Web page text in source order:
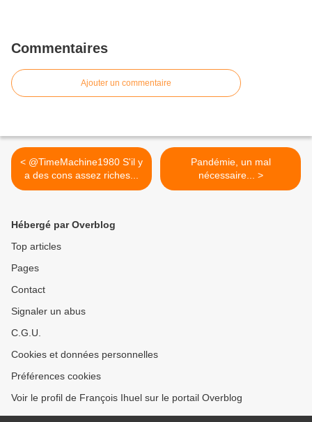
Commentaires
Ajouter un commentaire
< @TimeMachine1980 S'il y
a des cons assez riches...
Pandémie, un mal
nécessaire... >
Hébergé par Overblog
Top articles
Pages
Contact
Signaler un abus
C.G.U.
Cookies et données personnelles
Préférences cookies
Voir le profil de François Ihuel sur le portail Overblog